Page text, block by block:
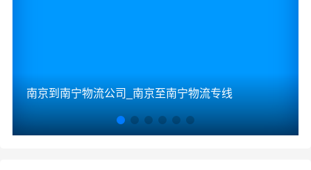
南京到南宁物流公司_南京至南宁物流专线